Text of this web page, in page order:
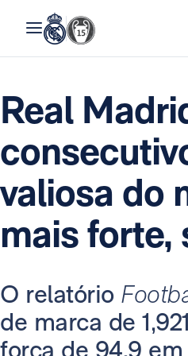
Real
valiosa do
mais forte,
O relatório
de marca de
força de 94,9 em